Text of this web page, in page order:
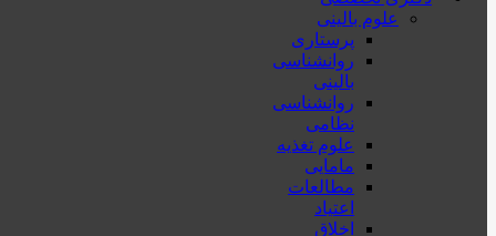
علوم بالینی
پرستاری
روانشناسی
بالینی
روانشناسی
نظامی
علوم تغذیه
مامایی
مطالعات
اعتیاد
اخلاق